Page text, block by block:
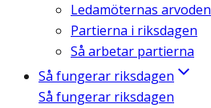
Ledamöternas
Partierna i riksdagen
Så arbetar partierna
Så fungerar riksdagen
Så fungerar riksdagen